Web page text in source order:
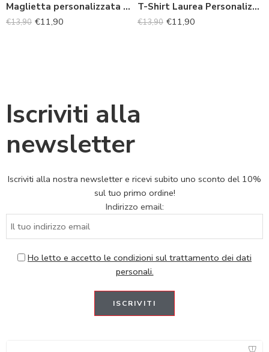
Maglietta personalizzata regalo di Laurea “scusate il ritardo”
€13,90 €11,90
T-Shirt Laurea Personalizzata con Foto e Frase “Finalmente mi ho laureato”
€13,90 €11,90
Iscriviti alla
newsletter
Iscriviti alla nostra newsletter e ricevi subito uno sconto del 10%
sul tuo primo ordine!
Indirizzo email:
Ho letto e accetto le condizioni sul trattamento dei dati
personali.